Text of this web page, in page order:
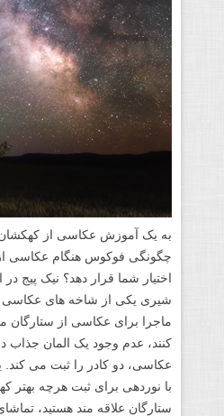
به یک آموزش عکاسی از کهکشان
چگونگی فوکوس هنگام عکاسی
اختیار شما قرار دهد؟ نیک پیج
شیری یکی از شاخه های
ماجرا برای عکاسی از ستارگان
کنند، عدم وجود یک المان
عکاسی، دو کادر را ثبت می
با نوردهی برای ثبت هرچه
ستارگان علاقه مند هستید،